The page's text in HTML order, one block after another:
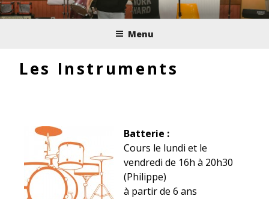
Aller
au
LA MUSIQUE
99 ANS !
Menu
Les Instruments
Batterie :
Cours le lundi et le
vendredi de 16h à 20h30
(Philippe)
à partir de 6 ans